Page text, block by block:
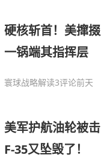
硬核斩首！美撺
一锅端其指挥层
寰球战略解读3评论前天
美军护航油轮被
F-35又坠毁了！